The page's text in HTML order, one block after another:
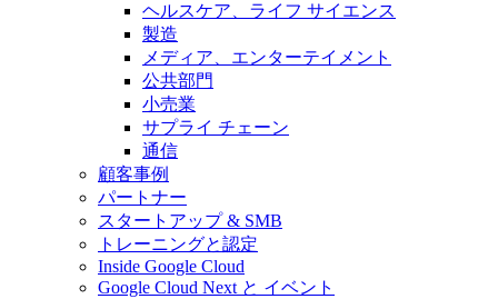
ヘルスケア、ライフ サイエンス
製造
メディア、エンターテイメント
公共部門
小売業
サプライ チェーン
通信
顧客事例
パートナー
スタートアップ & SMB
トレーニングと認定
Inside Google Cloud
Google Cloud Next と イベント